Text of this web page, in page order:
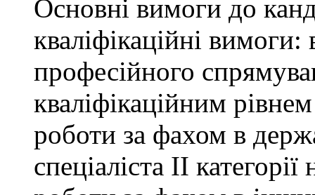
Основні вимоги до
кваліфікаційні
професійного
кваліфікаційним
роботи за фахом в
спеціаліста ІІ